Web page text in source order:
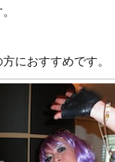
におすすめです。